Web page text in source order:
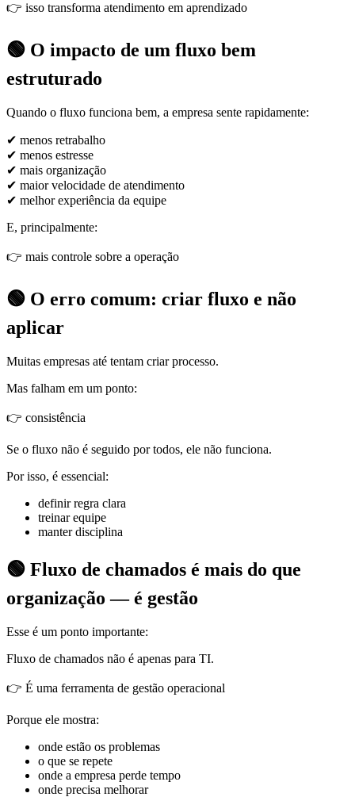
👉 isso transforma atendimento em aprendizado
🟢 O impacto de um fluxo bem
estruturado
Quando o fluxo funciona bem, a empresa sente rapidamente:
✔ menos retrabalho
✔ menos estresse
✔ mais organização
✔ maior velocidade de atendimento
✔ melhor experiência da equipe
E, principalmente:
👉 mais controle sobre a operação
🟢 O erro comum: criar fluxo e não
aplicar
Muitas empresas até tentam criar processo.
Mas falham em um ponto:
👉 consistência
Se o fluxo não é seguido por todos, ele não funciona.
Por isso, é essencial:
definir regra clara
treinar equipe
manter disciplina
🟢 Fluxo de chamados é mais do que
organização — é gestão
Esse é um ponto importante:
Fluxo de chamados não é apenas para TI.
👉 É uma ferramenta de gestão operacional
Porque ele mostra:
onde estão os problemas
o que se repete
onde a empresa perde tempo
onde precisa melhorar